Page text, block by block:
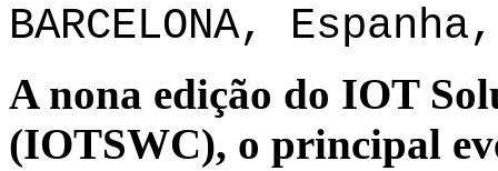
BARCELONA,
A nona edição do IOT
(IOTSWC), o principal